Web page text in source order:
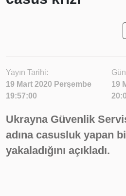
Yayın Tarihi:
19 Mart 2020 Perşembe
19:57:00
19
Ukrayna Güvenlik
adına casusluk yapan
yakaladığını açıkladı.